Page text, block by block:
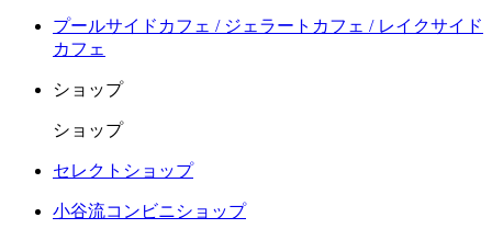
プールサイドカフェ / ジェラートカフェ / レイクサイド
カフェ
ショップ
ショップ
セレクトショップ
小谷流コンビニショップ